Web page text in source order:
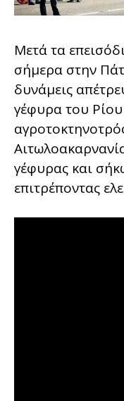
Μετά τα
σήμερα στην
δυνάμεις
γέφυρα του
γέφυρας και
επιτρέποντας